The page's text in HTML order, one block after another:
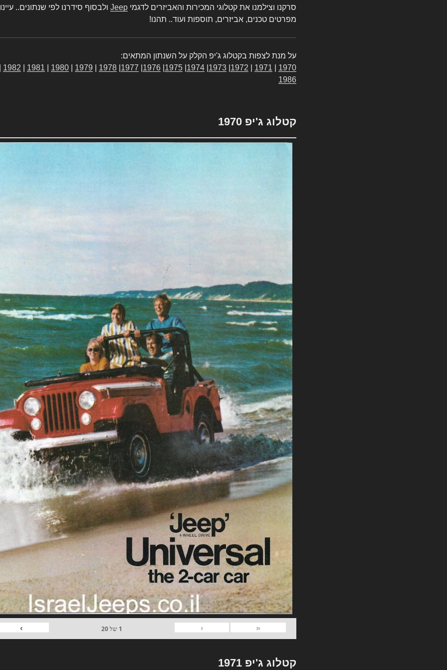
סרקנו וצילמנו את קטלוגי המכירות והאביזרים לדגמי Jeep ולבסוף סידרנו לפי שנתונים..
מפרטים טכנים, אביזרים, תוספות ועוד.. תהנו!
על מנת לצפות בקטלוג ג'יפ הקלק על השנתון המתאים:
1970
1971
1972
1973
1974
1975
1976
1977
1978
1979
1980
1981
1982
1986
קטלוג ג'יפ 1970
«
‹
1 של20
›
קטלוג ג'יפ 1971